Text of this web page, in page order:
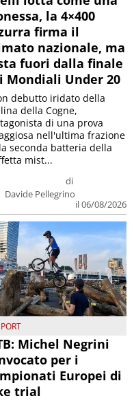
la 4×400
firma il
nazionale, ma
fuori dalla finale
Mondiali Under 20
di
Davide Pellegrino
il 06/08/2026
debutto iridato della
della Cogne,
di una prova
nell'ultima frazione
seconda batteria della
mist...
Michel Negrini
per i
Europei di
trial